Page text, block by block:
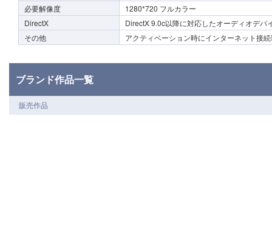
必要解像度
1280*720 フルカラー
DirectX
DirectX 9.0c以降に対応したオーディオデバ
その他
アクティベーション時にインターネット接
ブランド作品一覧
販売作品